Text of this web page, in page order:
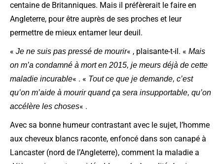
centaine de Britanniques. Mais il préfèrerait le faire en
Angleterre, pour être auprès de ses proches et leur
permettre de mieux entamer leur deuil.
« Je ne suis pas pressé de mourir« , plaisante-t-il. « Mais
on m’a condamné à mort en 2015, je meurs déjà de cette
maladie incurable« . « Tout ce que je demande, c’est
qu’on m’aide à mourir quand ça sera insupportable, qu’on
accélère les choses« .
Avec sa bonne humeur contrastant avec le sujet, l’homme
aux cheveux blancs raconte, enfoncé dans son canapé à
Lancaster (nord de l’Angleterre), comment la maladie a